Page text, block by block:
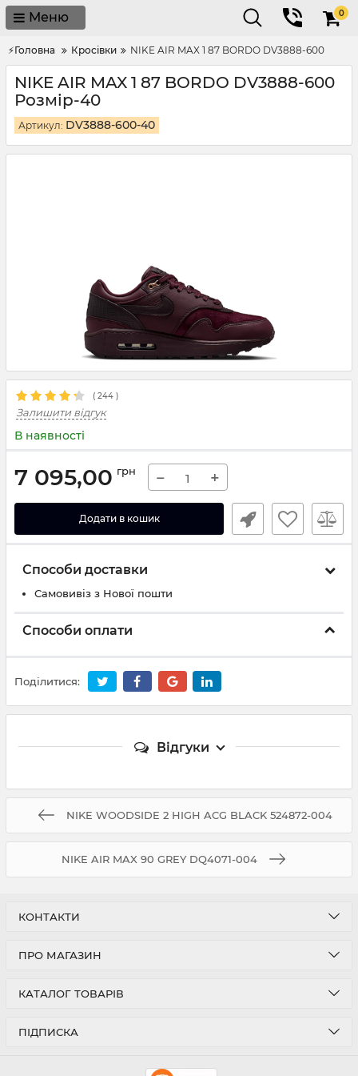
Меню 0
⚡Головна Кросівки NIKE AIR MAX 1 87 BORDO DV3888-600
NIKE AIR MAX 1 87 BORDO DV3888-600
Розмір-40
Артикул: DV3888-600-40
( 244 )
Залишити відгук
В наявності
7 095,00 грн − +
Додати в кошик
Способи доставки
Самовивіз з Нової пошти
Способи оплати
Поділитися:
Відгуки
NIKE WOODSIDE 2 HIGH ACG BLACK 524872-004
NIKE AIR MAX 90 GREY DQ4071-004
КОНТАКТИ
ПРО МАГАЗИН
КАТАЛОГ ТОВАРІВ
ПІДПИСКА